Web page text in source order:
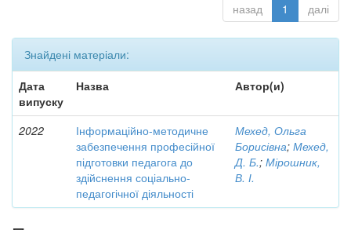
назад 1 далі
Знайдені матеріали:
Дата
випуску
Назва Автор(и)
2022
Інформаційно-методичне
забезпечення професійної
підготовки педагога до
здійснення соціально-
педагогічної діяльності
Мехед, Ольга
Борисівна; Мехед,
Д. Б.; Мірошник,
В. І.